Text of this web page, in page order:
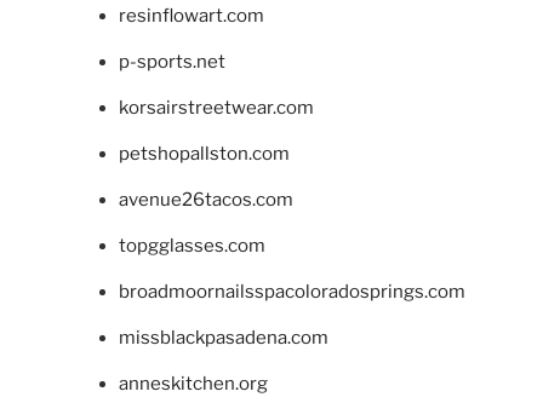
resinflowart.com
p-sports.net
korsairstreetwear.com
petshopallston.com
avenue26tacos.com
topgglasses.com
broadmoornailsspacoloradosprings.com
missblackpasadena.com
anneskitchen.org